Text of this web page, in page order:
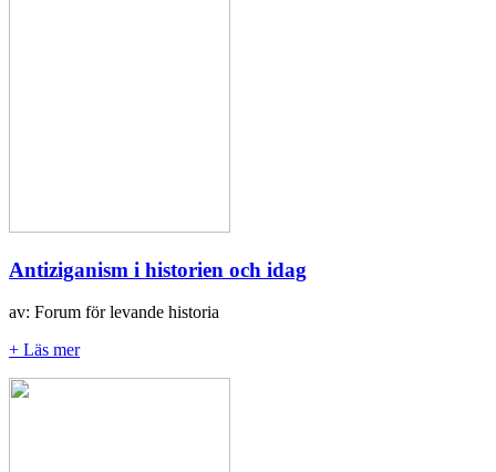
Antiziganism i historien och idag
av: Forum för levande historia
+ Läs mer